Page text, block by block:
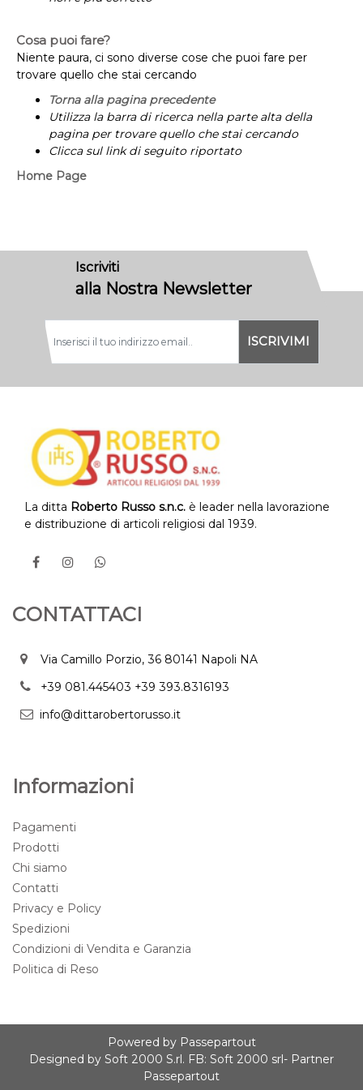
Cosa puoi fare?
Niente paura, ci sono diverse cose che puoi fare per
trovare quello che stai cercando
Torna alla pagina precedente
Utilizza la barra di ricerca nella parte alta della
pagina per trovare quello che stai cercando
Clicca sul link di seguito riportato
Home Page
Iscriviti
alla Nostra Newsletter
La ditta Roberto Russo s.n.c. è leader nella lavorazione
e distribuzione di articoli religiosi dal 1939.
CONTATTACI
Via Camillo Porzio, 36 80141 Napoli NA
+39 081.445403 +39 393.8316193
info@dittarobertorusso.it
Informazioni
Pagamenti
Prodotti
Chi siamo
Contatti
Privacy e Policy
Spedizioni
Condizioni di Vendita e Garanzia
Politica di Reso
Powered by Passepartout
Designed by Soft 2000 S.rl. FB: Soft 2000 srl- Partner
Passepartout